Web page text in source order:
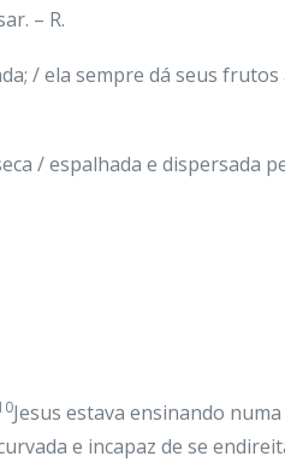
– R.
/ ela sempre dá seus
/ espalhada e dispersada
Jesus estava ensinando
e incapaz de se